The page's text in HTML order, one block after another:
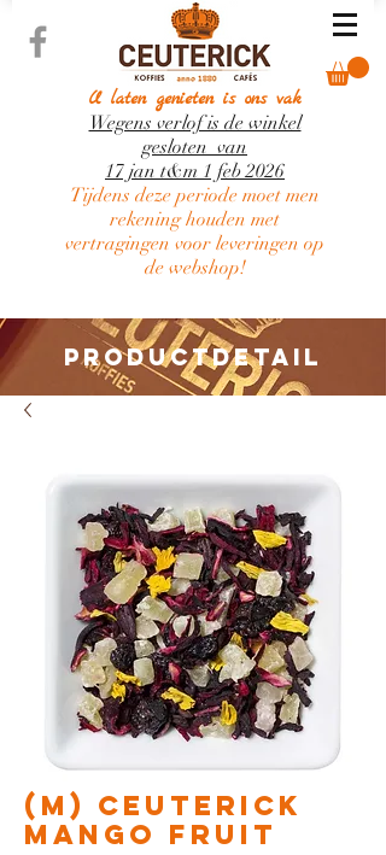
U laten genieten is ons vak
Wegens verlof is de winkel
gesloten van
17 jan t&m 1 feb 2026
Tijdens deze periode moet men
rekening houden met
vertragingen voor leveringen op
de webshop!
PRODUCTDETAIL
(M) Ceuterick
MANGO FRUIT